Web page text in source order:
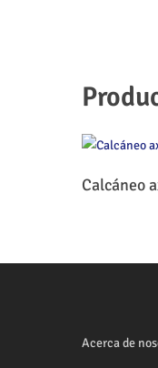
Calcáneo
Acerca de